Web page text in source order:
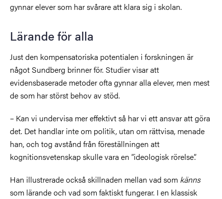
gynnar elever som har svårare att klara sig i skolan.
Lärande för alla
Just den kompensatoriska potentialen i forskningen är
något Sundberg brinner för. Studier visar att
evidensbaserade metoder ofta gynnar alla elever, men mest
de som har störst behov av stöd.
– Kan vi undervisa mer effektivt så har vi ett ansvar att göra
det. Det handlar inte om politik, utan om rättvisa, menade
han, och tog avstånd från föreställningen att
kognitionsvetenskap skulle vara en ”ideologisk rörelse”.
Han illustrerade också skillnaden mellan vad som känns
som lärande och vad som faktiskt fungerar. I en klassisk